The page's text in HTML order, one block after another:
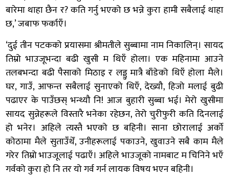
बारेमा थाहा छैन र? कति गर्नु भएको छ भन्ने कुरा हामी सबैलाई थाहा
छ,’ जबाफ फर्काएँ।
‘दुई तीन पटकको प्रयासमा श्रीमतीले सुब्बामा नाम निकालिन्। सायद
तिम्रो भाउजूभन्दा बढी खुसी म थिएँ होला। एक महिनामा आउने
तलबभन्दा बढी पैसाको मिठाइ र लड्डु मात्रै बाँडेको थिएँ होला मैले।
घर, गाउँ, आफन्त सबैलाई सुनाएको थिएँ, देख्यौ, हिजो मलाई बुढी
पढाएर के पाउँछस् भन्थ्यौ नि! आज बुहारी सुब्बा भई। मेरो खुसीमा
सायद सुन्नेहरूले विस्तारै भनेका रहेछन, तेरो चुरीफुरी कति दिनलाई
हो भनेर। अहिले त्यस्तै भएको छ बहिनी। साना छोरालाई अर्को
कोठामा मैले सुताउँथेँ, उनीहरूलाई पकाउने, खुवाउने सबै काम मैले
गरेर तिम्रो भाउजूलाई पढाएँ। अहिले भाउजूको नामबाट म चिनिने भएँ
गर्वको कुरा हो नि तर यो गर्व गर्न लायक विषय भएन बहिनी।